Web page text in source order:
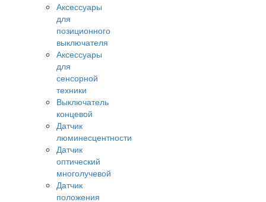
Аксессуары
для
позиционного
выключателя
Аксессуары
для
сенсорной
техники
Выключатель
концевой
Датчик
люминесцентности
Датчик
оптический
многолучевой
Датчик
положения